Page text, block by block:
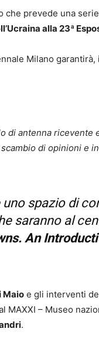
che prevede una
alla 23ª
Milano garantirà,
di antenna ricevente
di opinioni e
uno spazio di
saranno al
An
Maio e gli interventi
MAXXI – Museo
.